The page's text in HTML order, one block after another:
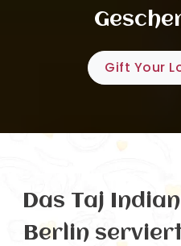
Gift Your
Das Taj
Berlin